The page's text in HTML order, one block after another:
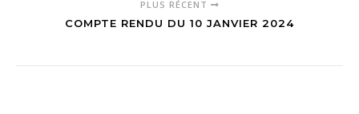
PLUS RÉCENT
COMPTE RENDU DU 10 JANVIER 2024